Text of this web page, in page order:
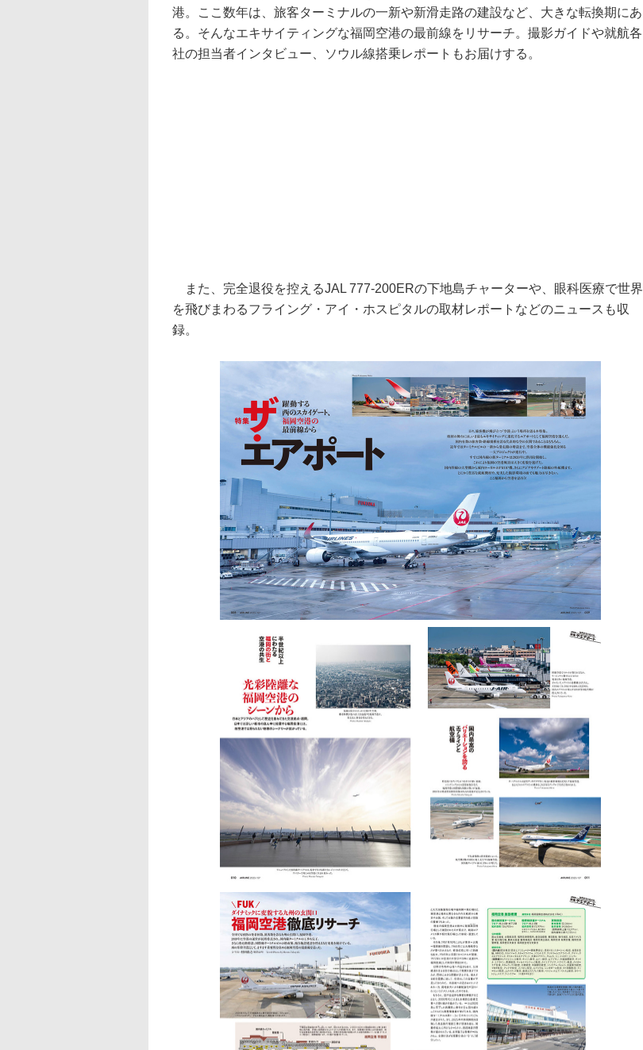
港。ここ数年は、旅客ターミナルの一新や新滑走路の建設など、大きな転換期にあ
る。そんなエキサイティングな福岡空港の最前線をリサーチ。撮影ガイドや就航各
社の担当者インタビュー、ソウル線搭乗レポートもお届けする。
また、完全退役を控えるJAL 777-200ERの下地島チャーターや、眼科医療で世界
を飛びまわるフライング・アイ・ホスピタルの取材レポートなどのニュースも収
録。